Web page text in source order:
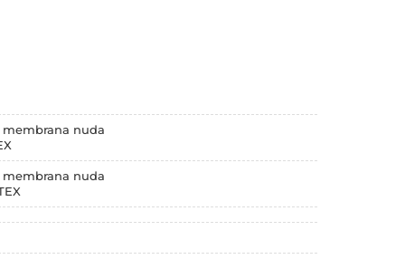
nuda
nuda